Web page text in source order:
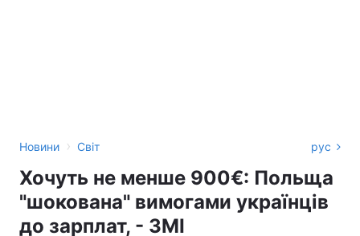
Новини › Світ рус
Хочуть не менше 900€: Польща
"шокована" вимогами українців
до зарплат, - ЗМІ